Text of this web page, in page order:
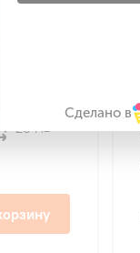
28 м2
Сделано в